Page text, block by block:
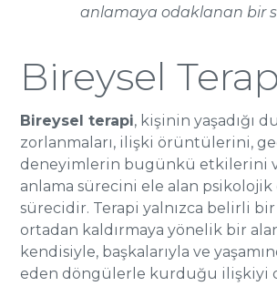
anlamaya odaklanan bir
Bireysel
Bireysel terapi, kişinin yaşadığı
zorlanmaları, ilişki örüntülerini,
deneyimlerin bugünkü etkilerini
anlama sürecini ele alan psikolojik
sürecidir. Terapi yalnızca belirli
ortadan kaldırmaya yönelik bir
kendisiyle, başkalarıyla ve
eden döngülerle kurduğu ilişkiyi